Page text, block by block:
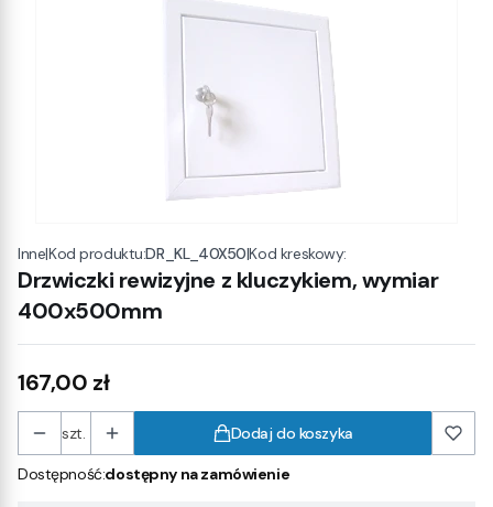
Inne|Kod produktu:DR_KL_40X50|Kod kreskowy:
Drzwiczki rewizyjne z kluczykiem, wymiar
400x500mm
Cena
167,00 zł
szt. Dodaj do koszyka
Dostępność:dostępny na zamówienie